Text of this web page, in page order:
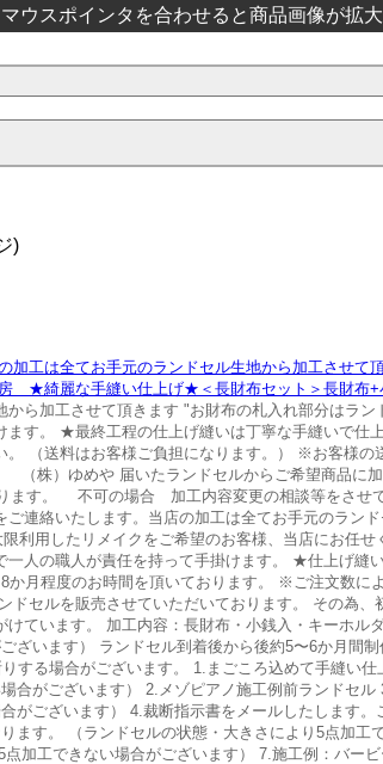
マウスポインタを合わせると商品画像が拡
)
加工は全てお手元のランドセル生地から加工させて
★綺麗な手縫い仕上げ★＜長財布セット＞長財布+
から加工させて頂きます "お財布の札入れ部分はラ
ます。 ★最終工程の仕上げ縫いは丁寧な手縫いで仕
（送料はお客様ご負担になります。） ※お客様の
）ゆめや 届いたランドセルからご希望商品に加
ます。 不可の場合 加工内容変更の相談等をさせ
連絡いたします。当店の加工は全てお手元のラン
限利用したリメイクをご希望のお客様、当店にお
一人の職人が責任を持って手掛けます。 ★仕上げ
月程度のお時間を頂いております。 ※ご注文数に
ドセルを販売させていただいております。 その為
ています。 加工内容：長財布・小銭入・キーホ
ざいます） ランドセル到着後から後約5〜6か月間
する場合がございます。 1.まごころ込めて手縫い
合がございます） 2.メゾピアノ施工例前ランドセ
がございます） 4.裁断指示書をメールしたします
ます。 （ランドセルの状態・大きさにより5点加
加工できない場合がございます） 7.施工例：バー